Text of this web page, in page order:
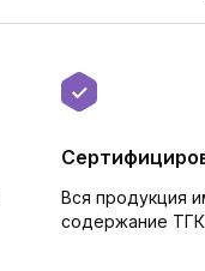
Вся продукция
cодержание